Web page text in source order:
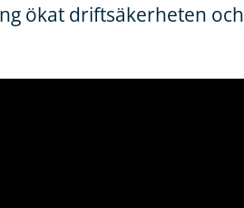
ökat driftsäkerheten